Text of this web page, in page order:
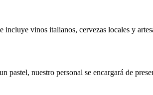
vinos italianos, cervezas locales y
pastel, nuestro personal se encargará de